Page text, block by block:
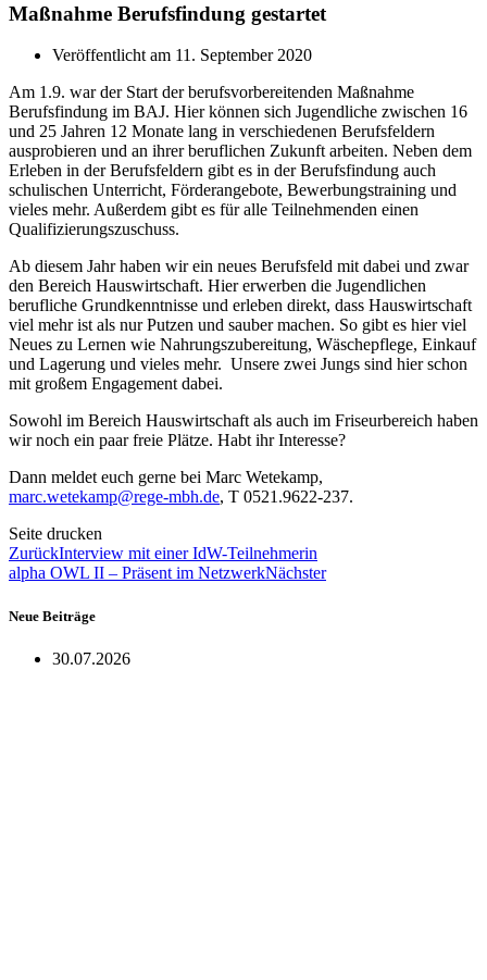
Maßnahme Berufsfindung gestartet
Veröffentlicht am 11. September 2020
Am 1.9. war der Start der berufsvorbereitenden Maßnahme
Berufsfindung im BAJ. Hier können sich Jugendliche zwischen 16
und 25 Jahren 12 Monate lang in verschiedenen Berufsfeldern
ausprobieren und an ihrer beruflichen Zukunft arbeiten. Neben dem
Erleben in der Berufsfeldern gibt es in der Berufsfindung auch
schulischen Unterricht, Förderangebote, Bewerbungstraining und
vieles mehr. Außerdem gibt es für alle Teilnehmenden einen
Qualifizierungszuschuss.
Ab diesem Jahr haben wir ein neues Berufsfeld mit dabei und zwar
den Bereich Hauswirtschaft. Hier erwerben die Jugendlichen
berufliche Grundkenntnisse und erleben direkt, dass Hauswirtschaft
viel mehr ist als nur Putzen und sauber machen. So gibt es hier viel
Neues zu Lernen wie Nahrungszubereitung, Wäschepflege, Einkauf
und Lagerung und vieles mehr. Unsere zwei Jungs sind hier schon
mit großem Engagement dabei.
Sowohl im Bereich Hauswirtschaft als auch im Friseurbereich haben
wir noch ein paar freie Plätze. Habt ihr Interesse?
Dann meldet euch gerne bei Marc Wetekamp,
marc.wetekamp@rege-mbh.de, T 0521.9622-237.
Seite drucken
ZurückInterview mit einer IdW-Teilnehmerin
alpha OWL II – Präsent im NetzwerkNächster
Neue Beiträge
30.07.2026